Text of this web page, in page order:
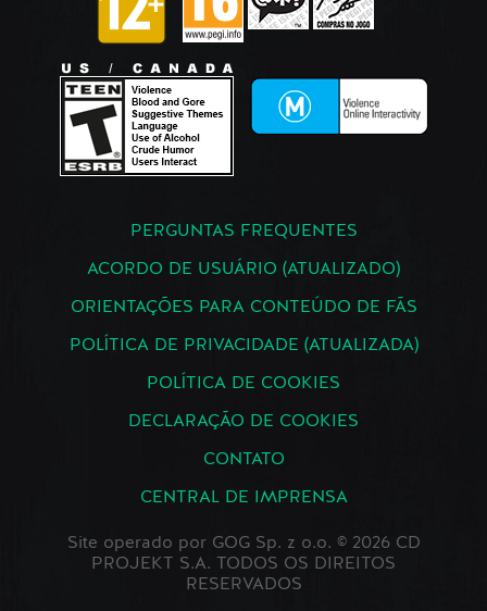
PERGUNTAS FREQUENTES
ACORDO DE USUÁRIO (ATUALIZADO)
ORIENTAÇÕES PARA CONTEÚDO DE FÃS
POLÍTICA DE PRIVACIDADE (ATUALIZADA)
POLÍTICA DE COOKIES
DECLARAÇÃO DE COOKIES
CONTATO
CENTRAL DE IMPRENSA
Site operado por GOG Sp. z o.o. © 2026 CD
PROJEKT S.A. TODOS OS DIREITOS
RESERVADOS